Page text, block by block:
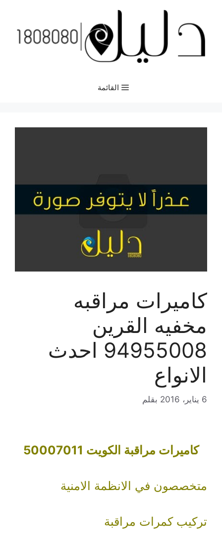
المحتوى
القائمة
كاميرات مراقبه
مخفيه القرين
94955008 احدث
الانواع
6 يناير، 2016 بقلم
كاميرات مراقبة الكويت 50007011
متخصصون في الانظمة الامنية
تركيب كمرات مراقبة